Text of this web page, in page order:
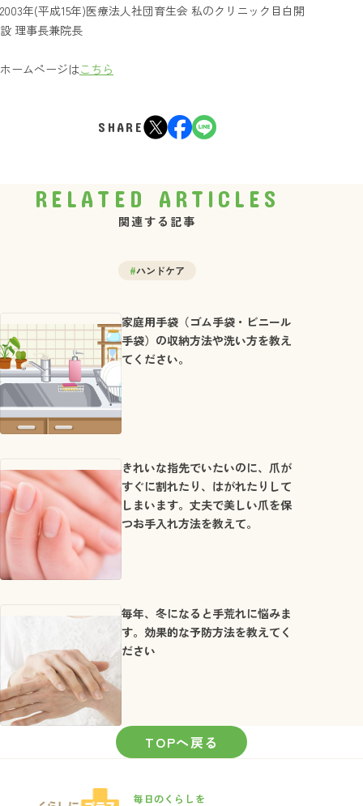
2003年(平成15年)医療法人社団育生会 私のクリニック目白開
設 理事長兼院長
ホームページはこちら
SHARE
RELATED ARTICLES
関連する記事
#ハンドケア
家庭用手袋（ゴム手袋・ビニール
手袋）の収納方法や洗い方を教え
てください。
きれいな指先でいたいのに、爪が
すぐに割れたり、はがれたりして
しまいます。丈夫で美しい爪を保
つお手入れ方法を教えて。
毎年、冬になると手荒れに悩みま
す。効果的な予防方法を教えてく
ださい
TOPへ戻る
毎日のくらしを